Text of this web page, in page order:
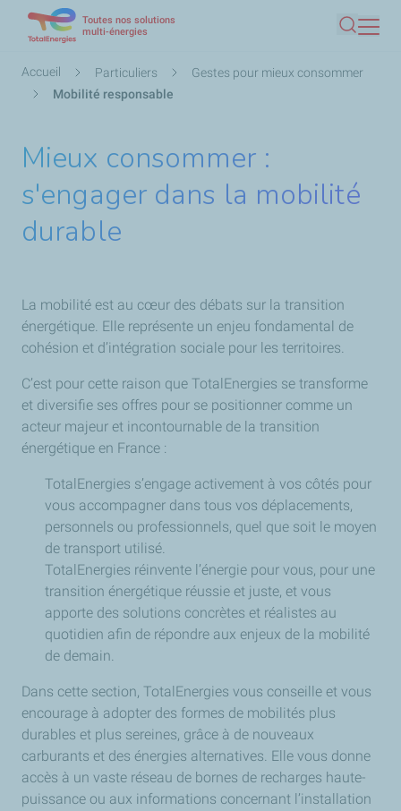
contenu
Toutes nos solutions
multi-énergies
Fil
d'Ariane
Accueil Particuliers
Gestes pour mieux consommer
Mobilité responsable
Mieux consommer :
s'engager dans la mobilité
durable
La mobilité est au cœur des débats sur la transition
énergétique. Elle représente un enjeu fondamental de
cohésion et d’intégration sociale pour les territoires.
C’est pour cette raison que TotalEnergies se transforme
et diversifie ses offres pour se positionner comme un
acteur majeur et incontournable de la transition
énergétique en France :
TotalEnergies s’engage activement à vos côtés pour
vous accompagner dans tous vos déplacements,
personnels ou professionnels, quel que soit le moyen
de transport utilisé.
TotalEnergies réinvente l’énergie pour vous, pour une
transition énergétique réussie et juste, et vous
apporte des solutions concrètes et réalistes au
quotidien afin de répondre aux enjeux de la mobilité
de demain.
Dans cette section, TotalEnergies vous conseille et vous
encourage à adopter des formes de mobilités plus
durables et plus sereines, grâce à de nouveaux
carburants et des énergies alternatives. Elle vous donne
accès à un vaste réseau de bornes de recharges haute-
puissance ou aux informations concernant l’installation